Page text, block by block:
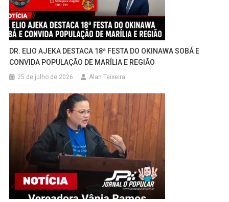
DR. ELIO AJEKA DESTACA 18ª FESTA DO OKINAWA SOBÁ E
CONVIDA POPULAÇÃO DE MARÍLIA E REGIÃO
25 de julho de 2026 Alan Teixeira